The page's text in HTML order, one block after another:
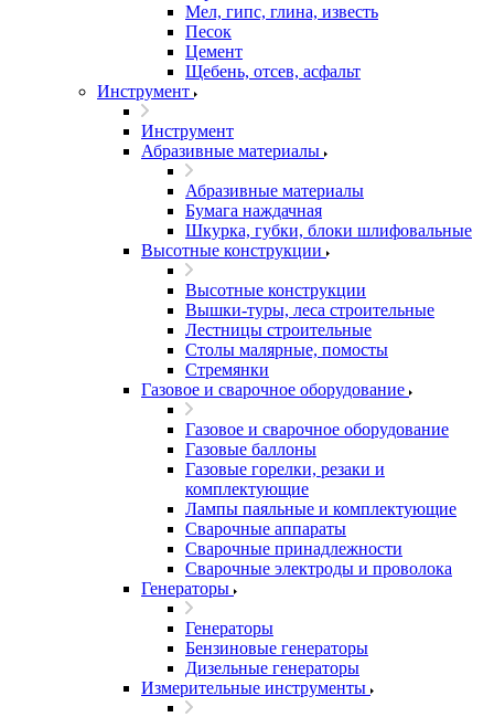
Мел, гипс, глина, известь
Песок
Цемент
Щебень, отсев, асфальт
Инструмент
Инструмент
Абразивные материалы
Абразивные материалы
Бумага наждачная
Шкурка, губки, блоки шлифовальные
Высотные конструкции
Высотные конструкции
Вышки-туры, леса строительные
Лестницы строительные
Столы малярные, помосты
Стремянки
Газовое и сварочное оборудование
Газовое и сварочное оборудование
Газовые баллоны
Газовые горелки, резаки и
комплектующие
Лампы паяльные и комплектующие
Сварочные аппараты
Сварочные принадлежности
Сварочные электроды и проволока
Генераторы
Генераторы
Бензиновые генераторы
Дизельные генераторы
Измерительные инструменты